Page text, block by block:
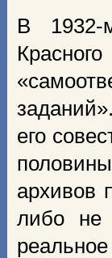
В 1932-
его
архивов
либо не